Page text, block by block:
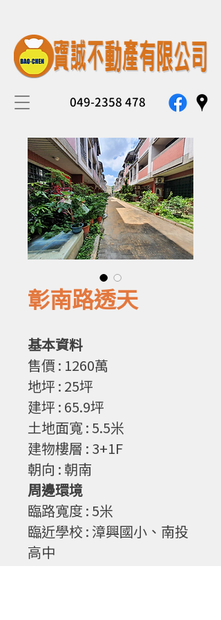
049-2358 478
彰南路透天
基本資料
售價 : 1260萬
地坪 : 25坪
建坪 : 65.9坪
土地面寬 : 5.5米
建物樓層 : 3+1F
朝向 : 朝南
周邊環境
臨路寬度 : 5米
臨近學校 : 漳興國小、南投
高中